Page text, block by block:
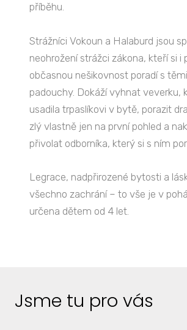
příběhu.
Strážníci Vokoun a Halaburd jsou
neohrožení strážci zákona, kteří si i
občasnou nešikovnost poradí s
padouchy. Dokáží vyhnat veverku,
usadila trpaslíkovi v bytě, porazit
zlý vlastně jen na první pohled a
přivolat odborníka, který si s ním
Legrace, nadpřirozené bytosti a
všechno zachrání – to vše je v
určena dětem od 4 let.
Jsme tu pro vás